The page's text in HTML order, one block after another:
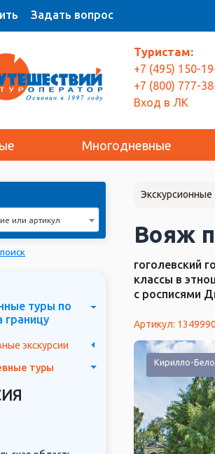
Задать вопрос
Туристам:
+7 (495) 150-
+7 (800) 777-
Вход в ЛК
Многодневные
или артикул
туры по
границу
экскурсии
туры
Экскурсионные
Вояж
гоголевский
классы в
с росписями
Артикул: 1349990
Кирилло-